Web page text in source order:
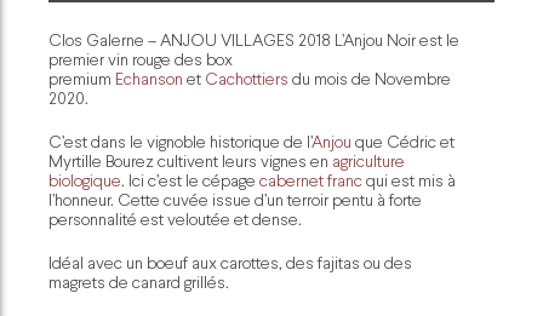
Clos Galerne – ANJOU VILLAGES 2018 L’Anjou Noir est le
premier vin rouge des box
premium Echanson et Cachottiers du mois de Novembre
2020.
C’est dans le vignoble historique de l’Anjou que Cédric et
Myrtille Bourez cultivent leurs vignes en agriculture
biologique. Ici c’est le cépage cabernet francqui est mis à
l’honneur. Cette cuvée issue d’un terroir pentu à forte
personnalité est veloutée et dense.
Idéal avec un boeuf aux carottes, des fajitas ou des
magrets de canard grillés.